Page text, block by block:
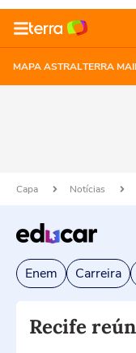
MAPA ASTRALTERRA
Capa Notícias
Enem Carreira
Recife